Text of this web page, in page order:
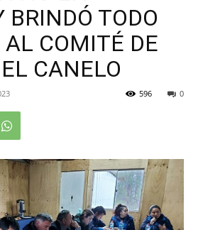
BRINDÓ TODO
AL COMITÉ DE
CANELO
0
596